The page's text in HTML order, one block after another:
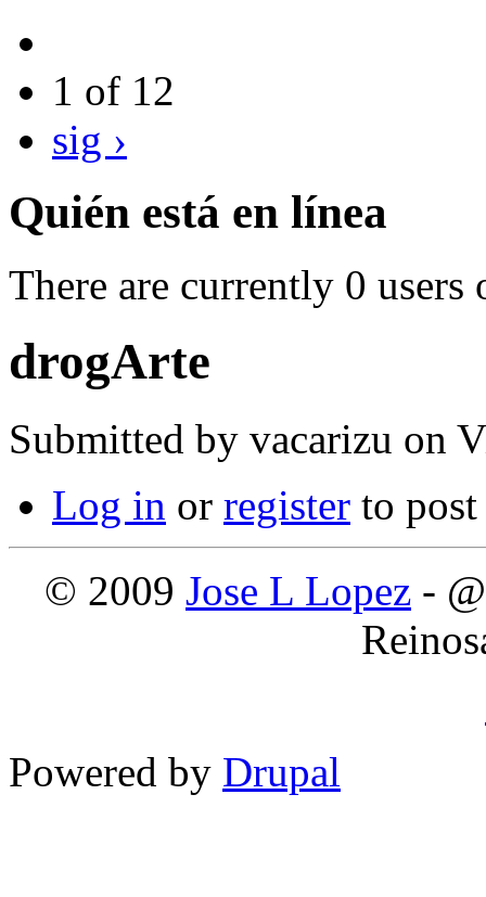
1 of 12
sig ›
Quién está en línea
There are currently 0 users
drogArte
Submitted by vacarizu on
Log in or register to
© 2009 Jose L Lopez -
Powered by Drupal